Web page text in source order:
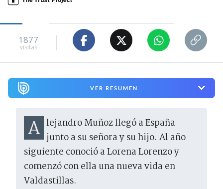
1877
visitas
VER RESUMEN
Alejandro Muñoz llegó a España junto a su señora y su hijo. Al año
siguiente conoció a Lorena Lorenzo y
comenzó con ella una nueva vida en
Valdastillas.